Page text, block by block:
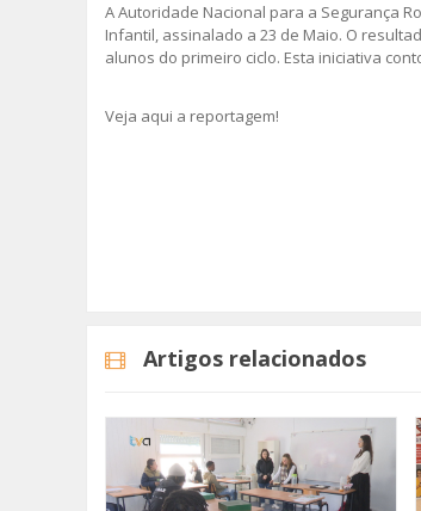
A Autoridade Nacional para a Segurança
Infantil, assinalado a 23 de Maio. O
alunos do primeiro ciclo. Esta iniciativa
Veja aqui a reportagem!
Artigos relacionados